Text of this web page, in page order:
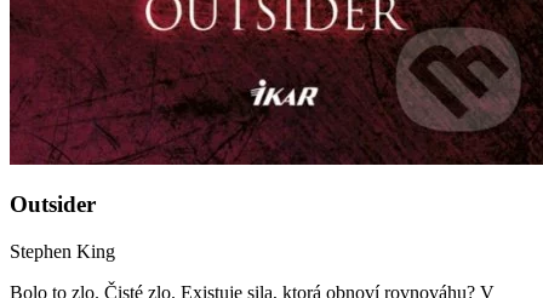
Outsider
Stephen King
Bolo to zlo. Čisté zlo. Existuje sila, ktorá obnoví rovnováhu? V